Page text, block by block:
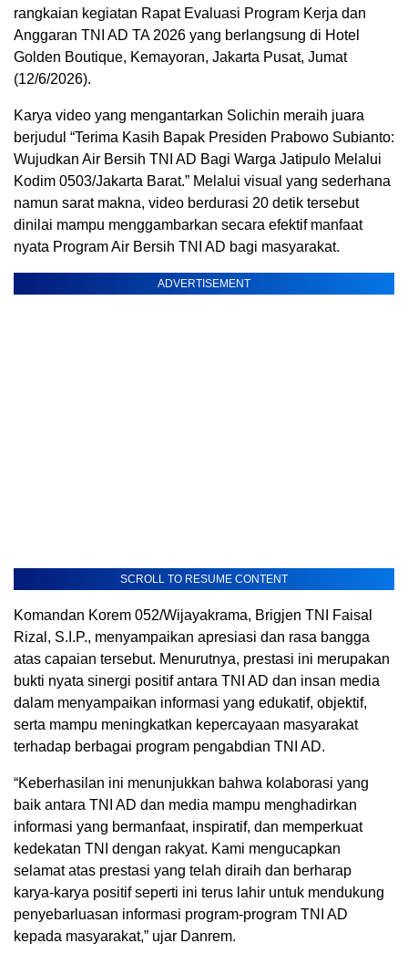
rangkaian kegiatan Rapat Evaluasi Program Kerja dan
Anggaran TNI AD TA 2026 yang berlangsung di Hotel
Golden Boutique, Kemayoran, Jakarta Pusat, Jumat
(12/6/2026).
Karya video yang mengantarkan Solichin meraih juara
berjudul “Terima Kasih Bapak Presiden Prabowo Subianto:
Wujudkan Air Bersih TNI AD Bagi Warga Jatipulo Melalui
Kodim 0503/Jakarta Barat.” Melalui visual yang sederhana
namun sarat makna, video berdurasi 20 detik tersebut
dinilai mampu menggambarkan secara efektif manfaat
nyata Program Air Bersih TNI AD bagi masyarakat.
ADVERTISEMENT
SCROLL TO RESUME CONTENT
Komandan Korem 052/Wijayakrama, Brigjen TNI Faisal
Rizal, S.I.P., menyampaikan apresiasi dan rasa bangga
atas capaian tersebut. Menurutnya, prestasi ini merupakan
bukti nyata sinergi positif antara TNI AD dan insan media
dalam menyampaikan informasi yang edukatif, objektif,
serta mampu meningkatkan kepercayaan masyarakat
terhadap berbagai program pengabdian TNI AD.
“Keberhasilan ini menunjukkan bahwa kolaborasi yang
baik antara TNI AD dan media mampu menghadirkan
informasi yang bermanfaat, inspiratif, dan memperkuat
kedekatan TNI dengan rakyat. Kami mengucapkan
selamat atas prestasi yang telah diraih dan berharap
karya-karya positif seperti ini terus lahir untuk mendukung
penyebarluasan informasi program-program TNI AD
kepada masyarakat,” ujar Danrem.